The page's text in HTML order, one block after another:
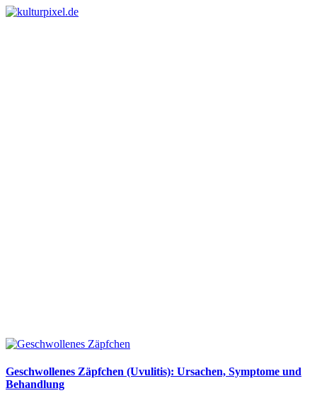
Geschwollenes Zäpfchen (Uvulitis): Ursachen, Symptome und
Behandlung